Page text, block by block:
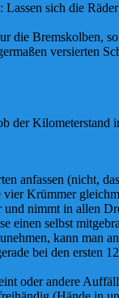
sich die
die Bremskolben,
versierten
der
anfassen (nicht,
Krümmer
nimmt in allen
einen selbst
kann man
bei den ersten
oder andere